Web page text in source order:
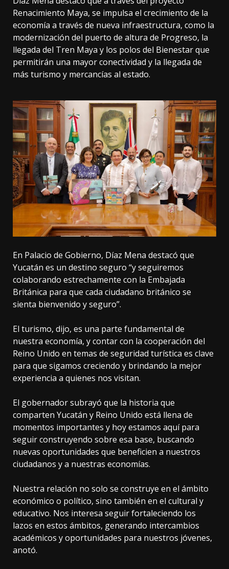
Renacimiento Maya, se impulsa el crecimiento de la
economía a través de nueva infraestructura, como la
modernización del puerto de altura de Progreso, la
llegada del Tren Maya y los polos del Bienestar que
permitirán una mayor conectividad y la llegada de
más turismo y mercancías al estado.
En Palacio de Gobierno, Díaz Mena destacó que
Yucatán es un destino seguro “y seguiremos
colaborando estrechamente con la Embajada
Británica para que cada ciudadano británico se
sienta bienvenido y seguro”.
El turismo, dijo, es una parte fundamental de
nuestra economía, y contar con la cooperación del
Reino Unido en temas de seguridad turística es clave
para que sigamos creciendo y brindando la mejor
experiencia a quienes nos visitan.
El gobernador subrayó que la historia que
comparten Yucatán y Reino Unido está llena de
momentos importantes y hoy estamos aquí para
seguir construyendo sobre esa base, buscando
nuevas oportunidades que beneficien a nuestros
ciudadanos y a nuestras economías.
Nuestra relación no solo se construye en el ámbito
económico o político, sino también en el cultural y
educativo. Nos interesa seguir fortaleciendo los
lazos en estos ámbitos, generando intercambios
académicos y oportunidades para nuestros jóvenes,
anotó.